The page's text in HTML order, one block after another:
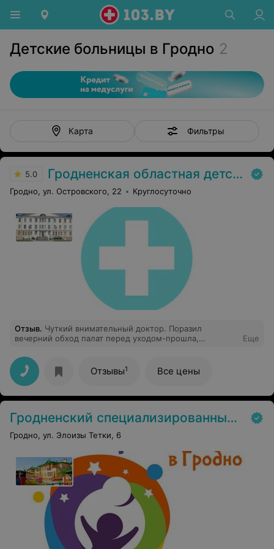
Детские больницы в Гродно 2
Карта Фильтры
5.0 Гродненская областная детская клиническая больница
Гродно, ул. Островского, 22 Круглосуточно
Отзыв. Чуткий внимательный доктор. Поразил
вечерний обход палат перед уходом-прошла,
кому хуже. В обследовании внимательная, тщательный
подход, доброжелательная к маленьким пациентам.
Врач на своем месте. Желаю побольше лёгких (а не
сложных) случаев, благодарных пациентов,
адекватных родителей, сил и здоровья не выгореть на
Еще
Отзывы1 Все цены
Гродненский специализированный дом ребенка для детей с поражением ЦНС и нарушением психики
Гродно, ул. Элоизы Тетки, 6